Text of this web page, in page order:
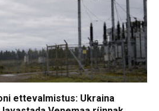
ettevalmistus: Ukraina